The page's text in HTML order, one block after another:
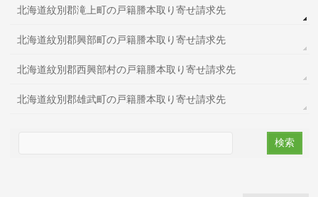
北海道紋別郡滝上町の戸籍謄本取り寄せ請求先
北海道紋別郡興部町の戸籍謄本取り寄せ請求先
北海道紋別郡西興部村の戸籍謄本取り寄せ請求先
北海道紋別郡雄武町の戸籍謄本取り寄せ請求先